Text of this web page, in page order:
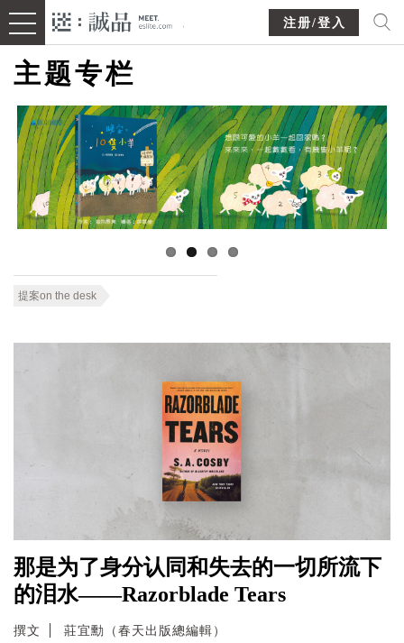
注册/登入
主题专栏
提案on the desk
那是为了身分认同和失去的一切所流下
的泪水——Razorblade Tears
撰文 莊宜勳（春天出版總編輯）